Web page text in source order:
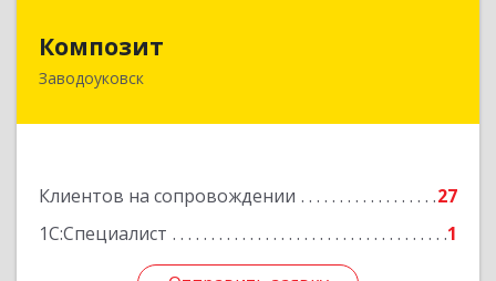
Композит
Заводоуковск
Клиентов на сопровождении
27
1С:Специалист
1
627140, Тюменская обл, Заводоуковский р-н,